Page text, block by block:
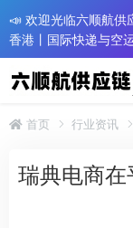
📣 欢迎光临六顺航供
香港丨国际快递与空
首页 行业资讯
瑞典电商